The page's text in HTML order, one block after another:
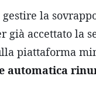
gestire la
già accettato
piattaforma
automatica